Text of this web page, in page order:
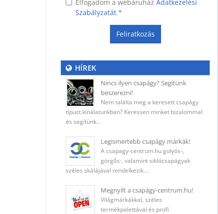
Elfogadom a webáruház Adatkezelési
Szabályzatát.*
Feliratkozás
HÍREK
Nincs ilyen csapágy? Segítünk
beszerezni!
Nem találta meg a keresett csapágy
típust kínálatunkban? Keressen minket bizalommal
és segítünk…
Legismertebb csapágy márkák!
A csapagy-centrum.hu golyós-,
görgős-, valamint siklócsapágyak
széles skálájával rendelkezik.…
Megnyílt a csapágy-centrum.hu!
Világmárkákkal, széles
termékpalettával és profi